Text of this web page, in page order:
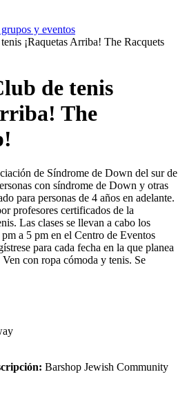
y eventos
¡Raquetas Arriba! The Racquets
de tenis
The
de Síndrome de Down del sur de
con síndrome de Down y otras
para personas de 4 años en adelante.
profesores certificados de la
Las clases se llevan a cabo los
a 5 pm en el Centro de Eventos
para cada fecha en la que planea
con ropa cómoda y tenis. Se
Barshop Jewish Community